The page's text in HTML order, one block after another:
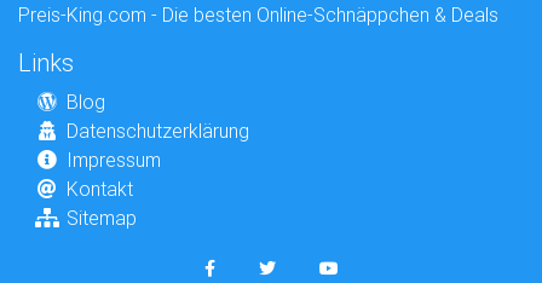
Preis-King.com - Die besten Online-Schnäppchen & Deals
Links
Blog
Datenschutzerklärung
Impressum
Kontakt
Sitemap